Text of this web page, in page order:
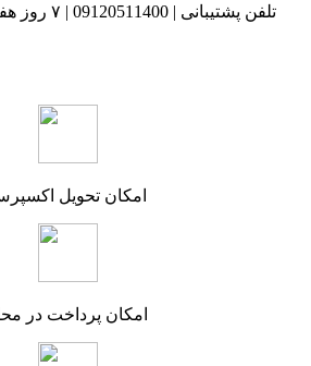
امکان تحویل
امکان پرداخت در